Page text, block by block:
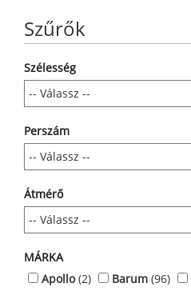
Szűrők
Szélesség
Perszám
Átmérő
MÁRKA
Apollo(2) Barum (96)